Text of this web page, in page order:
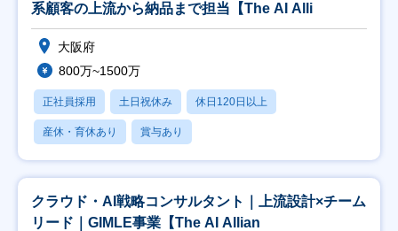
系顧客の上流から納品まで担当【The AI Alli
大阪府
800万~1500万
正社員採用 土日祝休み 休日120日以上
産休・育休あり 賞与あり
クラウド・AI戦略コンサルタント｜上流設計×チーム
リード｜GIMLE事業【The AI Allian